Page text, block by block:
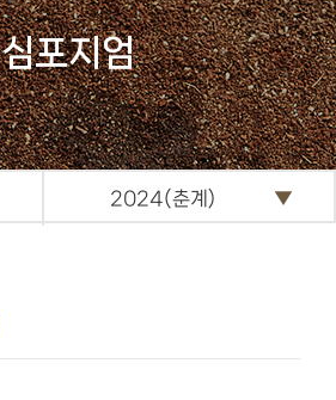
커
뮤
니
티
도시농업 관련
심포지엄
2024(춘계)